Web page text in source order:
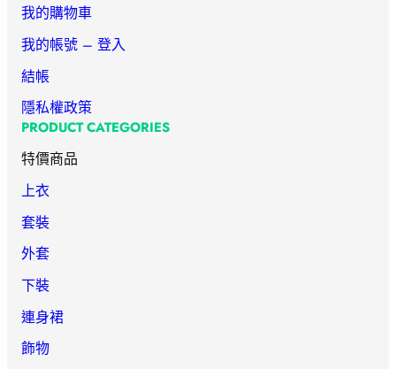
我的購物車
我的帳號 – 登入
結帳
隱私權政策
PRODUCT CATEGORIES
特價商品
上衣
套裝
外套
下裝
連身裙
飾物